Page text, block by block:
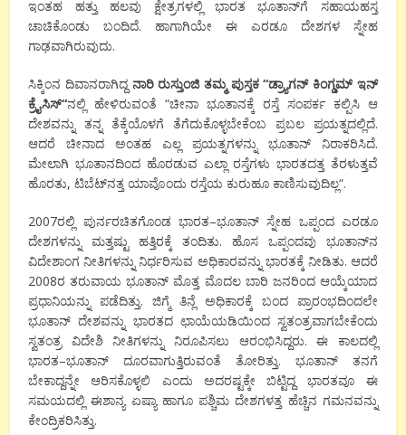
ಇಂತಹ
ಹತ್ತು ಹಲವು ಕ್ಷೇತ್ರಗಳಲ್ಲಿ ಭಾರತ ಭೂತಾನ್ಗೆ
ಸಹಾಯಹಸ್ತ
ಚಾಚಿಕೊಂಡು
ಬಂದಿದೆ.ಹಾಗಾಗಿಯೇ ಈ ಎರಡೂ ದೇಶಗಳ
ಸ್ನೇಹ
ಗಾಢವಾಗಿರುವುದು.
ಸಿಕ್ಕಿಂನ ದಿವಾನರಾಗಿದ್ದ ನಾರಿ ರುಸ್ತುಂಜಿ ತಮ್ಮ ಪುಸ್ತಕ“ಡ್ರ್ಯಾಗನ್ ಕಿಂಗ್ಡಮ್ ಇನ್
ಕ್ರೈಸಿಸ್“ನಲ್ಲಿ ಹೇಳಿರುವಂತೆ “ಚೀನಾ ಭೂತಾನಕ್ಕೆ ರಸ್ತೆ ಸಂಪರ್ಕ ಕಲ್ಪಿಸಿ ಆ
ದೇಶವನ್ನು ತನ್ನ ತೆಕ್ಕೆಯೊಳಗೆ ತೆಗೆದುಕೊಳ್ಳಬೇಕೆಂಬ ಪ್ರಬಲ ಪ್ರಯತ್ನದಲ್ಲಿದೆ.
ಆದರೆ
ಚೀನಾದ ಅಂತಹ ಎಲ್ಲ ಪ್ರಯತ್ನಗಳನ್ನು ಭೂತಾನ್ ನಿರಾಕರಿಸಿದೆ.
ಮೇಲಾಗಿ ಭೂತಾನದಿಂದ ಹೊರಡುವ ಎಲ್ಲಾ ರಸ್ತೆಗಳು ಭಾರತದತ್ತ ತೆರಳುತ್ತವೆ
ಹೊರತು,ಟಿಬೆಟ್ನತ್ತ ಯಾವೊಂದು ರಸ್ತೆಯ ಕುರುಹೂ ಕಾಣಿಸುವುದಿಲ್ಲ“.
2007ರಲ್ಲಿ ಪುರ್ನರಚಿತಗೊಂಡ ಭಾರತ–ಭೂತಾನ್ ಸ್ನೇಹ ಒಪ್ಪಂದ ಎರಡೂ
ದೇಶಗಳನ್ನು ಮತ್ತಷ್ಟು ಹತ್ತಿರಕ್ಕೆ ತಂದಿತು. ಹೊಸ ಒಪ್ಪಂದವು ಭೂತಾನ್ನ
ವಿದೇಶಾಂಗ ನೀತಿಗಳನ್ನು ನಿರ್ಧರಿಸುವ ಅಧಿಕಾರವನ್ನು ಭಾರತಕ್ಕೆ ನೀಡಿತು. ಆದರೆ
2008ರ ತರುವಾಯ ಭೂತಾನ್ ಮೊತ್ತ ಮೊದಲ ಬಾರಿ ಜನರಿಂದ ಆಯ್ಕೆಯಾದ
ಪ್ರಧಾನಿಯನ್ನು ಪಡೆದಿತ್ತು.ಜಿಗ್ಮೆ ತಿನ್ಲೆ ಅಧಿಕಾರಕ್ಕೆ ಬಂದ ಪ್ರಾರಂಭದಿಂದಲೇ
ಭೂತಾನ್ ದೇಶವನ್ನು ಭಾರತದ ಛಾಯೆಯಡಿಯಿಂದ ಸ್ವತಂತ್ರವಾಗಬೇಕೆಂದು
ಸ್ವತಂತ್ರ ವಿದೇಶಿ ನೀತಿಗಳನ್ನು ನಿರೂಪಿಸಲು ಆರಂಭಿಸಿದ್ದರು.ಈ ಕಾಲದಲ್ಲಿ
ಭಾರತ–ಭೂತಾನ್ ದೂರವಾಗುತ್ತಿರುವಂತೆ ತೋರಿತ್ತು. ಭೂತಾನ್
ತನಗೆ
ಬೇಕಾದ್ದನ್ನೇ
ಆರಿಸಕೊಳ್ಳಲಿ ಎಂದು ಅದರಷ್ಟಕ್ಕೇ ಬಿಟ್ಟಿದ್ದ ಭಾರತವೂ
ಈ
ಸಮಯದಲ್ಲಿ ಈಶಾನ್ಯ ಏಷ್ಯಾ ಹಾಗೂ ಪಶ್ಚಿಮ ದೇಶಗಳತ್ತ ಹೆಚ್ಚಿನ ಗಮನವನ್ನು
ಕೇಂದ್ರಿಕರಿಸಿತ್ತು.